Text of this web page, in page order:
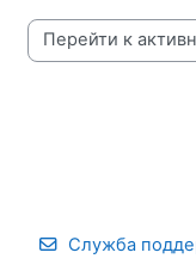
Перейти к
Служба